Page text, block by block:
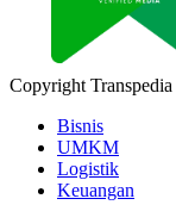
Copyright
Bisnis
UMKM
Logistik
Keuangan